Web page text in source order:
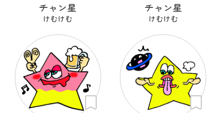
チャン星
けむけむ
チャン星
けむけむ